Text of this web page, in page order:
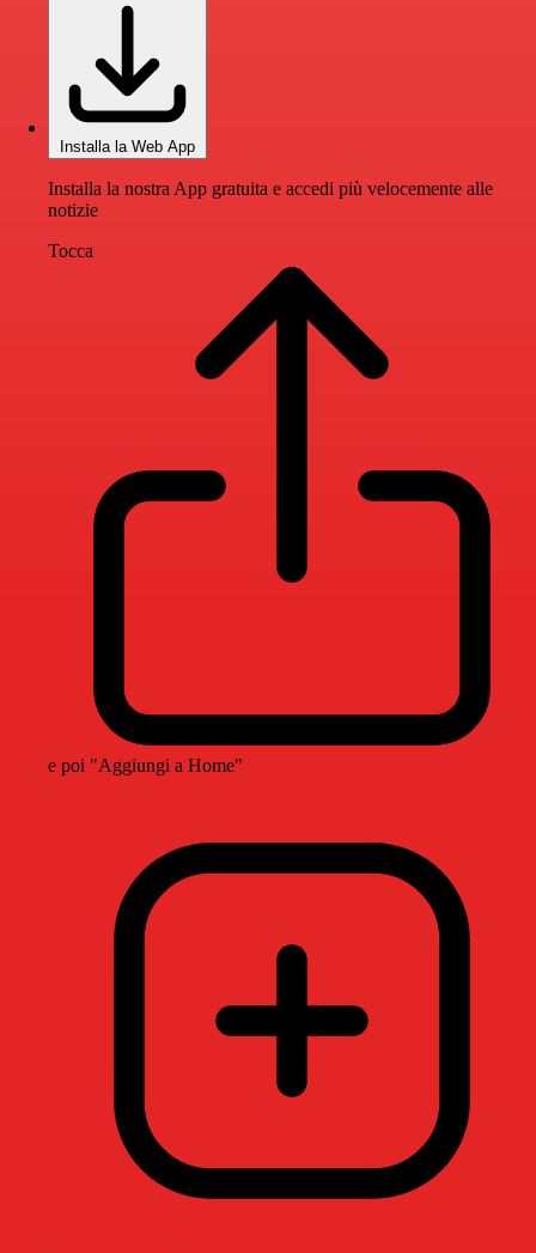
Installa la Web App
Installa la nostra App gratuita e accedi più velocemente alle
notizie
Tocca
e poi "Aggiungi a Home"